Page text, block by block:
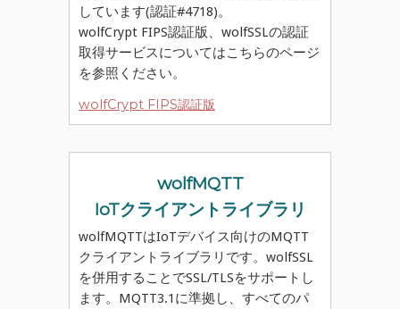
しています(認証#4718)。
wolfCrypt FIPS認証版、wolfSSLの認証
取得サービスについてはこちらのページ
を参照ください。
wolfCrypt FIPS認証版
wolfMQTT
IoTクライアントライブラリ
wolfMQTTはIoTデバイス向けのMQTT
クライアントライブラリです。wolfSSL
を併用することでSSL/TLSをサポートし
ます。MQTT3.1に準拠し、すべてのパ